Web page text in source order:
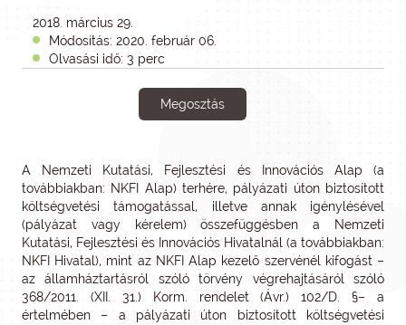
2018. március 29.
Módosítás: 2020. február 06.
Olvasási idő: 3 perc
Megosztás
A Nemzeti Kutatási, Fejlesztési és Innovációs Alap (a
továbbiakban: NKFI Alap) terhére, pályázati úton biztosított
költségvetési támogatással, illetve annak igénylésével
(pályázat vagy kérelem) összefüggésben a Nemzeti
Kutatási, Fejlesztési és Innovációs Hivatalnál (a továbbiakban:
NKFI Hivatal), mint az NKFI Alap kezelő szervénél kifogást –
az államháztartásról szóló törvény végrehajtásáról szóló
368/2011. (XII. 31.) Korm. rendelet (Ávr.) 102/D. §– a
értelmében – a pályázati úton biztosított költségvetési